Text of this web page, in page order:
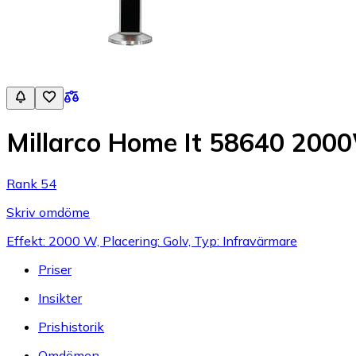
Millarco Home It 58640
Rank 54
Skriv omdöme
Effekt: 2000 W, Placering: Golv, Typ: Infravärmare
Priser
Insikter
Prishistorik